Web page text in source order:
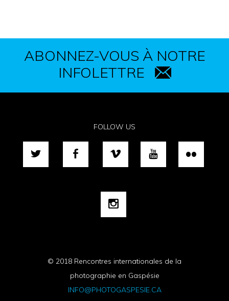
ABONNEZ-VOUS À NOTRE
INFOLETTRE
FOLLOW US
© 2018 Rencontres internationales de la
photographie en Gaspésie
INFO@PHOTOGASPESIE.CA